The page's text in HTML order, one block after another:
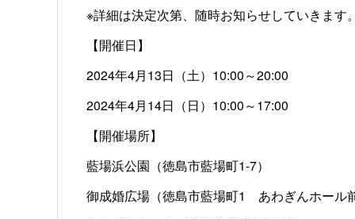
※詳細は決定次第、随時お知らせしていきます
【開催日】
2024年4月13日（土）10:00～20:00
2024年4月14日（日）10:00～17:00
【開催場所】
藍場浜公園（徳島市藍場町1-7）
御成婚広場（徳島市藍場町1 あわぎんホール